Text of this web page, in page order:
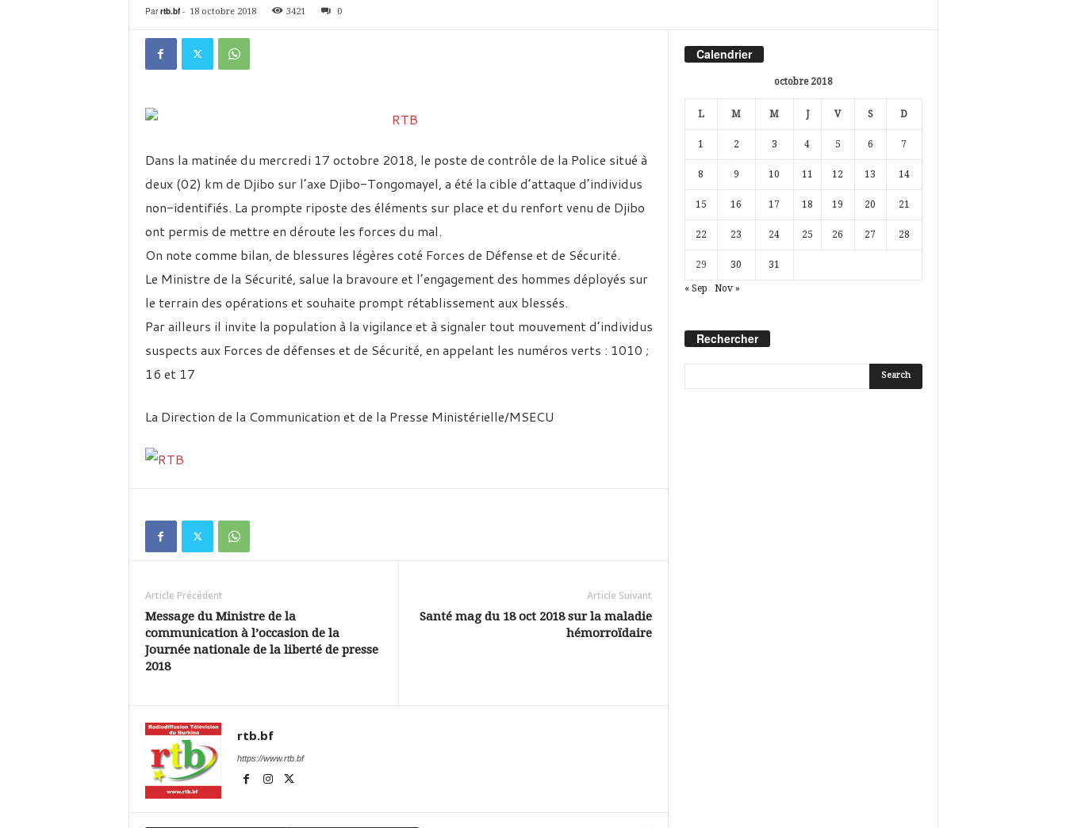
i
Par rtb.bf- 18 octobre 2018 3421 0
Dans la matinée du mercredi 17 octobre 2018, le poste de contrôle de la Police situé à
deux (02) km de Djibo sur l’axe Djibo-Tongomayel, a été la cible d’attaque d’individus
non-identifiés. La prompte riposte des éléments sur place et du renfort venu de Djibo
ont permis de mettre en déroute les forces du mal.
On note comme bilan, de blessures légères coté Forces de Défense et de Sécurité.
Le Ministre de la Sécurité, salue la bravoure et l’engagement des hommes déployés sur
le terrain des opérations et souhaite prompt rétablissement aux blessés.
Par ailleurs il invite la population à la vigilance et à signaler tout mouvement d’individus
suspects aux Forces de défenses et de Sécurité, en appelant les numéros verts : 1010 ;
16 et 17
La Direction de la Communication et de la Presse Ministérielle/MSECU
Article Précédent
Message du Ministre de la
communication à l’occasion de la
Journée nationale de la liberté de presse
2018
Article Suivant
Santé mag du 18 oct 2018 sur la maladie
hémorroïdaire
rtb.bf
https://www.rtb.bf
Calendrier
octobre 2018
L M M J V S D
1 2 3 4 5 6 7
8 9 10 11 12 13 14
15 16 17 18 19 20 21
22 23 24 25 26 27 28
29 30 31
« Sep Nov »
Rechercher